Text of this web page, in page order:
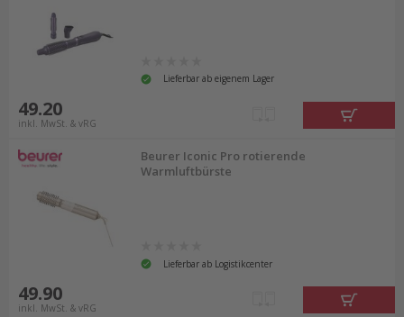
Lieferbar ab eigenem Lager
49.20
inkl. MwSt. & vRG
Beurer Iconic Pro rotierende
Warmluftbürste
Lieferbar ab Logistikcenter
49.90
inkl. MwSt. & vRG